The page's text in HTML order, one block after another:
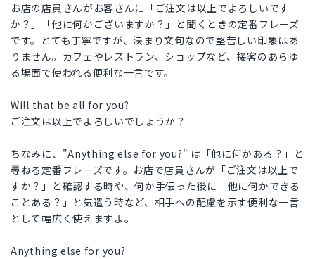
お店の店員さんがお客さんに「ご注文は以上でよろしいです
か？」「他に何かございますか？」と聞くときの定番フレーズ
です。とても丁寧ですが、決まり文句なので堅苦しい印象はあ
りません。カフェやレストラン、ショップなど、接客のあらゆ
る場面で使われる便利な一言です。
Will that be all for you?
ご注文は以上でよろしいでしょうか？
ちなみに、"Anything else for you?" は「他に何かある？」と
尋ねる定番フレーズです。お店で店員さんが「ご注文は以上で
すか？」と確認する時や、何か手伝った後に「他に何かできる
ことある？」と気遣う時など、相手への配慮を示す便利な一言
として幅広く使えますよ。
Anything else for you?